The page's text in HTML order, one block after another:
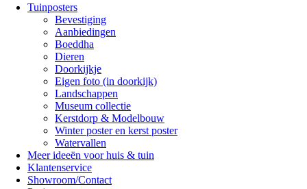
Tuinposters
Bevestiging
Aanbiedingen
Boeddha
Dieren
Doorkijkje
Eigen foto (in doorkijk)
Landschappen
Museum collectie
Kerstdorp & Modelbouw
Winter poster en kerst poster
Watervallen
Meer ideeën voor huis & tuin
Klantenservice
Showroom/Contact